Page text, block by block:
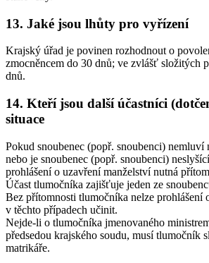
13. Jaké jsou lhůty pro vyřízení
Krajský úřad je povinen rozhodnout o
zmocněncem do 30 dnů; ve zvlášť složitých
dnů.
14. Kteří jsou další účastníci
situace
Pokud snoubenec (popř. snoubenci) nemluví
nebo je snoubenec (popř. snoubenci)
prohlášení o uzavření manželství nutná
Účast tlumočníka zajišťuje jeden ze
Bez přítomnosti tlumočníka nelze prohlášení
v těchto případech učinit.
Nejde-li o tlumočníka jmenovaného
předsedou krajského soudu, musí tlumočník
matrikáře.